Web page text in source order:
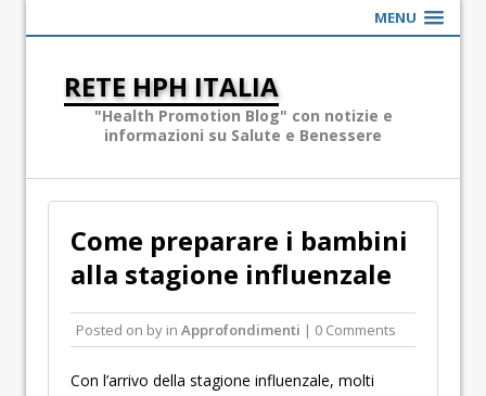
MENU
RETE HPH ITALIA
"Health Promotion Blog" con notizie e
informazioni su Salute e Benessere
Come preparare i bambini
alla stagione influenzale
Posted on by in Approfondimenti | 0 Comments
Con l’arrivo della stagione influenzale, molti